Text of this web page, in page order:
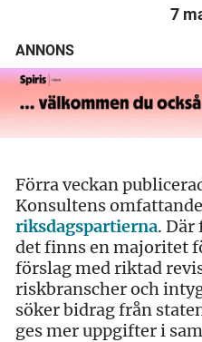
7
ANNONS
Förra veckan
Konsultens omfattande
riksdagspartierna. Där
det finns en majoritet
förslag med riktad
riskbranscher och
söker bidrag från
ges mer uppgifter i